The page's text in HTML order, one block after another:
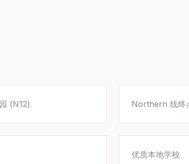
(N12) Northern 线终
优质本地学校